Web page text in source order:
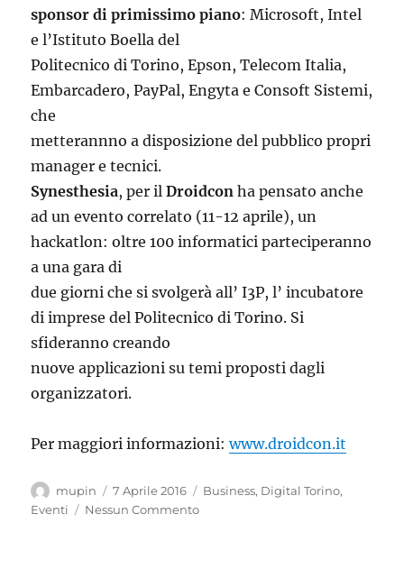
sponsor di primissimo piano: Microsoft, Intel
e l’Istituto Boella del
Politecnico di Torino, Epson, Telecom Italia,
Embarcadero, PayPal, Engyta e Consoft Sistemi,
che
metterannno a disposizione del pubblico propri
manager e tecnici.
Synesthesia, per ilDroidcon ha pensato anche
ad un evento correlato (11-12 aprile), un
hackatlon: oltre 100 informatici parteciperanno
a una gara di
due giorni che si svolgerà all’ I3P, l’ incubatore
di imprese del Politecnico di Torino. Si
sfideranno creando
nuove applicazioni su temi proposti dagli
organizzatori.
Per maggiori informazioni:www.droidcon.it
Autore
mupin
Pubblicato
il
7 Aprile 2016 Categorie
Business, Digital Torino,
Eventi
Nessun Commento